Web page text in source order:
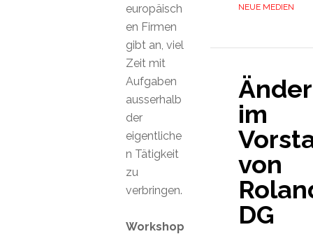
NEUE MEDIEN
im
von
DG
europäisch
en Firmen
gibt an, viel
Zeit mit
Aufgaben
ausserhalb
der
eigentliche
n Tätigkeit
zu
verbringen.
Workshop